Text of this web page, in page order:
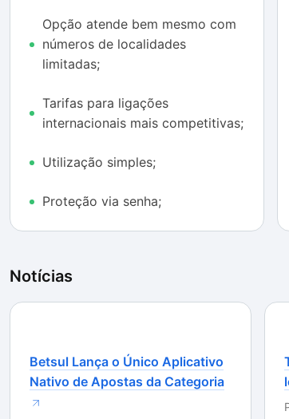
funcionam normalmente e há ainda o
A possibilidade de recarga para a realização
facilita para o usuário a utilização. Além
Google Pay, utilizando o cartão que já está
Por outro lado, o 2ndLine não consegue
pode ser um problema se você precisa um
Opção atende bem mesmo com
números de localidades
limitadas;
Tarifas para ligações
internacionais mais competitivas;
Utilização simples;
Proteção via senha;
Notícias
Betsul Lança o Único Aplicativo
Nativo de Apostas da Categoria